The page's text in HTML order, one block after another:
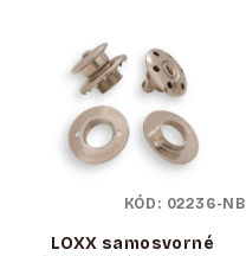
LOXX samosvorné
KÓD: 02236-NB